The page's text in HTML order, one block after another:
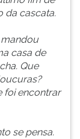
da cascata.
mandou
casa de
Que
foi encontrar
se pensa.